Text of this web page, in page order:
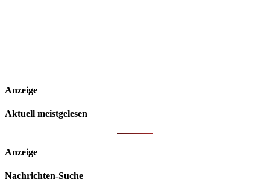
Anzeige
Aktuell meistgelesen
Anzeige
Nachrichten-Suche